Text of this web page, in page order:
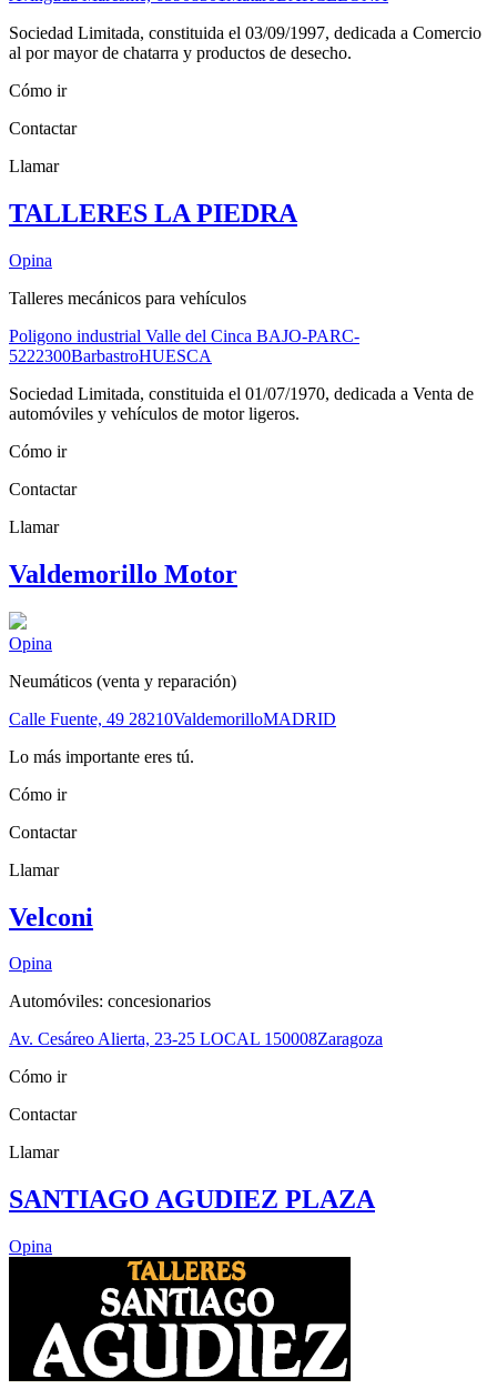
Sociedad Limitada, constituida el 03/09/1997, dedicada a Comercio
al por mayor de chatarra y productos de desecho.
Cómo ir
Contactar
Llamar
TALLERES LA PIEDRA
Opina
Talleres mecánicos para vehículos
Poligono industrial Valle del Cinca BAJO-PARC-
5222300BarbastroHUESCA
Sociedad Limitada, constituida el 01/07/1970, dedicada a Venta de
automóviles y vehículos de motor ligeros.
Cómo ir
Contactar
Llamar
Valdemorillo Motor
Opina
Neumáticos (venta y reparación)
Calle Fuente, 49 28210ValdemorilloMADRID
Lo más importante eres tú.
Cómo ir
Contactar
Llamar
Velconi
Opina
Automóviles: concesionarios
Av. Cesáreo Alierta, 23-25 LOCAL 150008Zaragoza
Cómo ir
Contactar
Llamar
SANTIAGO AGUDIEZ PLAZA
Opina